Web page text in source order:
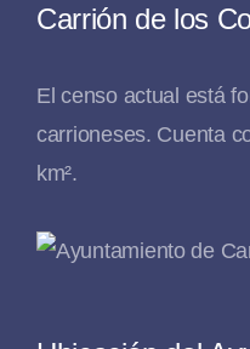
Carrión de los
El censo actual está
carrioneses. Cuenta
km².